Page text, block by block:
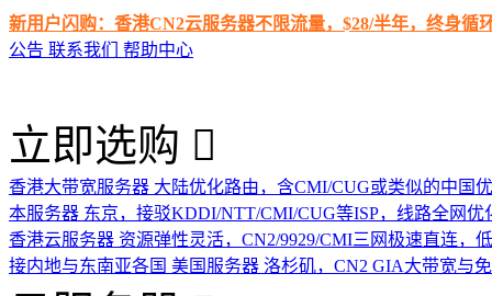
新用户闪购：香港CN2云服务器不限流量，$28/半年，终身循
公告 联系我们 帮助中心
立即选购
香港大带宽服务器 大陆优化路由，含CMI/CUG或类似的中国
本服务器 东京，接驳KDDI/NTT/CMI/CUG等ISP，线路全网优
香港云服务器 资源弹性灵活，CN2/9929/CMI三网极速直连，
接内地与东南亚各国 美国服务器 洛杉矶，CN2 GIA大带宽与